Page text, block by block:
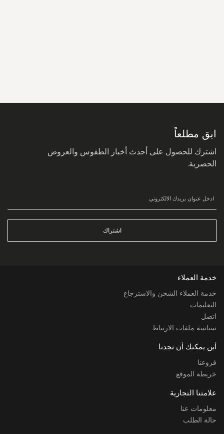
ابق مطلعاً
اشترك للحصول على أحدث أخبار الطقوس والعروض
الحصرية.
اشتراك
خدمة العملاء
خدمة العملاء الشحن والاسترجاع
التعليمات
اتصل
سياسة ملفات الارتباط
أين يمكنك أن تجدنا
فروعنا
خريطة الموقع
علامتنا التجارية
معلومات عنا
حالة الطلب